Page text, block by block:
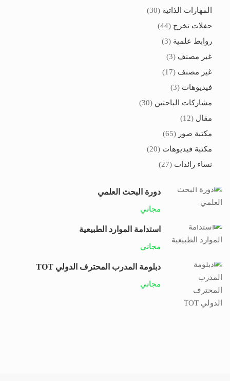
المهارات الذاتية (30)
حفلات تخرج (44)
روابط علمية (3)
غير مصنف (3)
غير مصنف (17)
فيديوهات (3)
مشاركات الباحثين (30)
مقال (12)
مكتبة صور (65)
مكتبة فيديوهات (20)
نساء رائدات (27)
دورة البحث العلمي
مجاني
استدامة الموارد الطبيعية
مجاني
دبلومة المدرب المحترف الدولي TOT
مجاني